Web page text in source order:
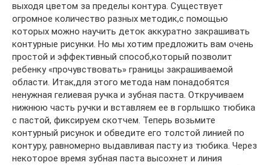
выходя цветом за пределы контура. Существует
огромное количество разных методик,с помощью
которых можно научить деток аккуратно закрашивать
контурные рисунки. Но мы хотим предложить вам очень
простой и эффективный способ,который позволит
ребенку «прочувствовать» границы закрашиваемой
области. Итак,для этого метода нам понадобятся
ненужная гелиевая ручка и зубная паста. Откручиваем
нижнюю часть ручки и вставляем ее в горлышко тюбика
с пастой, фиксируем скотчем. Теперь возьмите
контурный рисунок и обведите его толстой линией по
контуру, равномерно выдавливая пасту из тюбика. Через
некоторое время зубная паста высохнет и линия